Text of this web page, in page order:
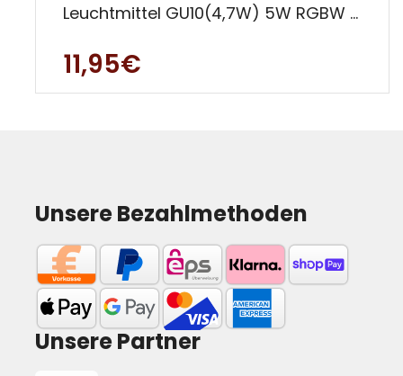
Leuchtmittel GU10(4,7W) 5W RGBW +
un
11,95€
Unsere Bezahlmethoden
Unsere Partner